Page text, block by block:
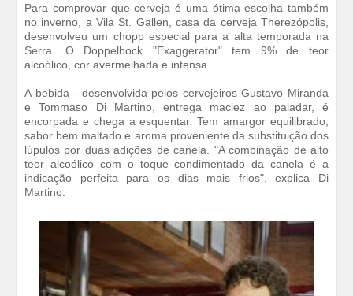
Para comprovar que cerveja é uma ótima escolha também
no inverno, a Vila St. Gallen, casa da cerveja Therezópolis,
desenvolveu um chopp especial para a alta temporada na
Serra. O Doppelbock "Exaggerator" tem 9% de teor
alcoólico, cor avermelhada e intensa.
A bebida - desenvolvida pelos cervejeiros Gustavo Miranda
e Tommaso Di Martino, entrega maciez ao paladar, é
encorpada e chega a esquentar. Tem amargor equilibrado,
sabor bem maltado e aroma proveniente da substituição dos
lúpulos por duas adições de canela. "A combinação de alto
teor alcoólico com o toque condimentado da canela é a
indicação perfeita para os dias mais frios", explica Di
Martino.